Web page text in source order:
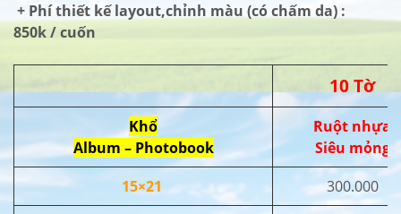
+ Phí thiết kế layout,chỉnh màu (có chấm da) :
850k / cuốn
10 Tờ
Khổ
Album – Photobook
Ruột nhựa
Siêu mỏng
15×21
300.000